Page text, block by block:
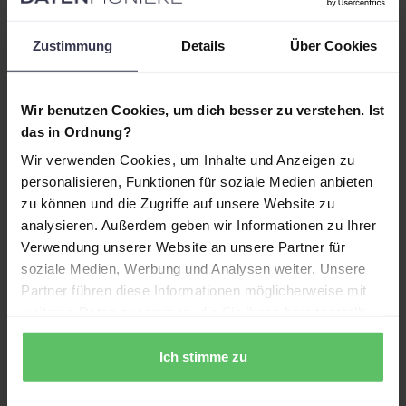
Zustimmung Details Über Cookies
Wir benutzen Cookies, um dich besser zu verstehen. Ist
das in Ordnung?
Wir verwenden Cookies, um Inhalte und Anzeigen zu
personalisieren, Funktionen für soziale Medien anbieten
zu können und die Zugriffe auf unsere Website zu
analysieren. Außerdem geben wir Informationen zu Ihrer
Verwendung unserer Website an unsere Partner für
soziale Medien, Werbung und Analysen weiter. Unsere
Partner führen diese Informationen möglicherweise mit
haben oder die sie im Rahmen Ihrer Nutzung der Dienste
Ich stimme zu
Power BI Drillthrough: Von der Übersicht
zur Detailseite
Autor:
Dennis Hoffstädte
Microsoft Power BI
16.07.2026 Lesezeit: 4 Min.
Power BI Drillthrough bringt dich per Klick von KPI-
Übersichten auf automatisch gefilterte Detailseiten.
Beitrag lesen